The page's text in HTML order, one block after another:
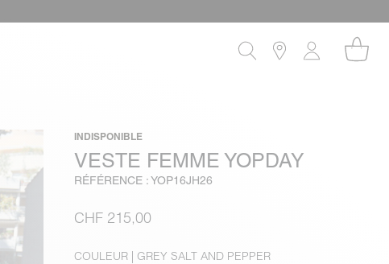
INDISPONIBLE
VESTE FEMME YOPDAY
RÉFÉRENCE : YOP16JH26
CHF 215,00
COULEUR | GREY SALT AND PEPPER